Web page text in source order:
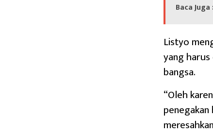
Baca Juga
Listyo
yang
bangsa.
“Oleh